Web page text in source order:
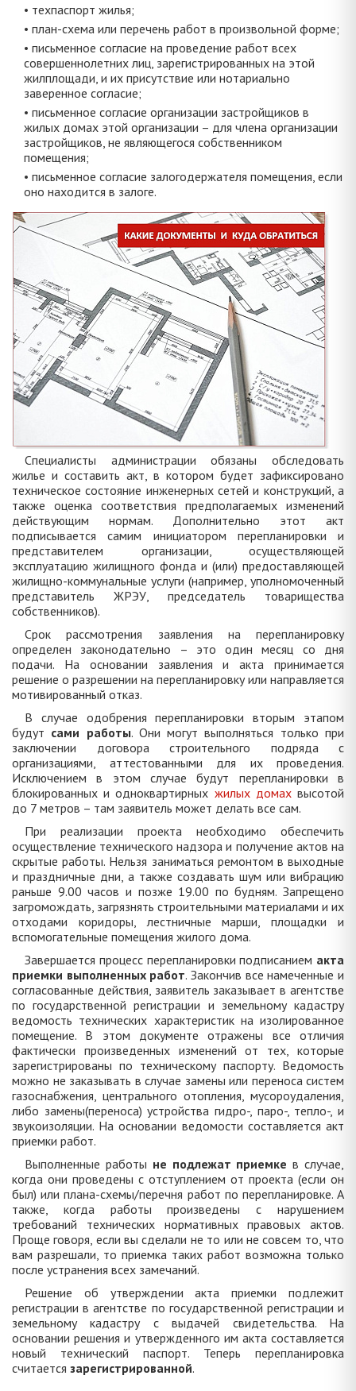
• техпаспорт жилья;
• план-схема или перечень работ в произвольной форме;
• письменное согласие на проведение работ всех
совершеннолетних лиц, зарегистрированных на этой
жилплощади, и их присутствие или нотариально
заверенное согласие;
• письменное согласие организации застройщиков в
жилых домах этой организации – для члена организации
застройщиков, не являющегося собственником
помещения;
• письменное согласие залогодержателя помещения, если
оно находится в залоге.
Специалисты администрации обязаны обследовать
жилье и составить акт, в котором будет зафиксировано
техническое состояние инженерных сетей и конструкций, а
также оценка соответствия предполагаемых изменений
действующим нормам. Дополнительно этот акт
подписывается самим инициатором перепланировки и
представителем организации, осуществляющей
эксплуатацию жилищного фонда и (или) предоставляющей
жилищно-коммунальные услуги (например, уполномоченный
представитель ЖРЭУ, председатель товарищества
собственников).
Срок рассмотрения заявления на перепланировку
определен законодательно – это один месяц со дня
подачи. На основании заявления и акта принимается
решение о разрешении на перепланировку или направляется
мотивированный отказ.
В случае одобрения перепланировки вторым этапом
будут сами работы. Они могут выполняться только при
заключении договора строительного подряда с
организациями, аттестованными для их проведения.
Исключением в этом случае будут перепланировки в
блокированных и одноквартирных жилых домахвысотой
до 7 метров – там заявитель может делать все сам.
При реализации проекта необходимо обеспечить
осуществление технического надзора и получение актов на
скрытые работы. Нельзя заниматься ремонтом в выходные
и праздничные дни, а также создавать шум или вибрацию
раньше 9.00 часов и позже 19.00 по будням. Запрещено
загромождать, загрязнять строительными материалами и их
отходами коридоры, лестничные марши, площадки и
вспомогательные помещения жилого дома.
Завершается процесс перепланировки подписанием акта
приемки выполненных работ. Закончив все намеченные и
согласованные действия, заявитель заказывает в агентстве
по государственной регистрации и земельному кадастру
ведомость технических характеристик на изолированное
помещение. В этом документе отражены все отличия
фактически произведенных изменений от тех, которые
зарегистрированы по техническому паспорту. Ведомость
можно не заказывать в случае замены или переноса систем
газоснабжения, центрального отопления, мусороудаления,
либо замены(переноса) устройства гидро-, паро-, тепло-, и
звукоизоляции. На основании ведомости составляется акт
приемки работ.
Выполненные работы не подлежат приемке в случае,
когда они проведены с отступлением от проекта (если он
был) или плана-схемы/перечня работ по перепланировке. А
также, когда работы произведены с нарушением
требований технических нормативных правовых актов.
Проще говоря, если вы сделали не то или не совсем то, что
вам разрешали, то приемка таких работ возможна только
после устранения всех замечаний.
Решение об утверждении акта приемки подлежит
регистрации в агентстве по государственной регистрации и
земельному кадастру с выдачей свидетельства. На
основании решения и утвержденного им акта составляется
новый технический паспорт. Теперь перепланировка
считается зарегистрированной.